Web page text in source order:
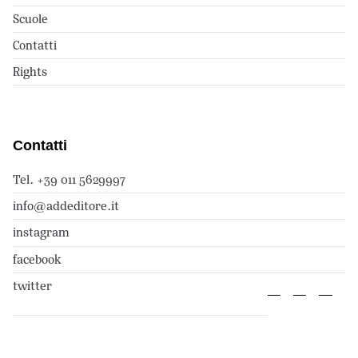
Scuole
Contatti
Rights
Contatti
Tel. +39 011 5629997
info@addeditore.it
instagram
facebook
twitter